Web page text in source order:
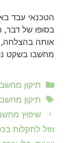
הטכנאי עבד
בסופו של דבר,
אותה
מחשבו בשקט
קטגוריות
תיקון
תגיות
תיקון
שיפוץ
וזול לתקלות